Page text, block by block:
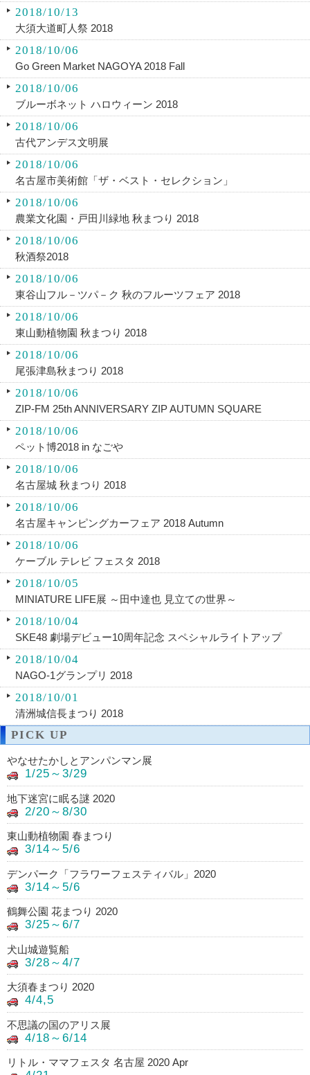
2018/10/13
大須大道町人祭 2018
2018/10/06
Go Green Market NAGOYA 2018 Fall
2018/10/06
ブルーボネット ハロウィーン 2018
2018/10/06
古代アンデス文明展
2018/10/06
名古屋市美術館「ザ・ベスト・セレクション」
2018/10/06
農業文化園・戸田川緑地 秋まつり 2018
2018/10/06
秋酒祭2018
2018/10/06
東谷山フル－ツパ－ク 秋のフルーツフェア 2018
2018/10/06
東山動植物園 秋まつり 2018
2018/10/06
尾張津島秋まつり 2018
2018/10/06
ZIP-FM 25th ANNIVERSARY ZIP AUTUMN SQUARE
2018/10/06
ペット博2018 in なごや
2018/10/06
名古屋城 秋まつり 2018
2018/10/06
名古屋キャンピングカーフェア 2018 Autumn
2018/10/06
ケーブル テレビ フェスタ 2018
2018/10/05
MINIATURE LIFE展 ～田中達也 見立ての世界～
2018/10/04
SKE48 劇場デビュー10周年記念 スペシャルライトアップ
2018/10/04
NAGO-1グランプリ 2018
2018/10/01
清洲城信長まつり 2018
PICK UP
やなせたかしとアンパンマン展
1/25～3/29
地下迷宮に眠る謎 2020
2/20～8/30
東山動植物園 春まつり
3/14～5/6
デンパーク「フラワーフェスティバル」2020
3/14～5/6
鶴舞公園 花まつり 2020
3/25～6/7
犬山城遊覧船
3/28～4/7
大須春まつり 2020
4/4,5
不思議の国のアリス展
4/18～6/14
リトル・ママフェスタ 名古屋 2020 Apr